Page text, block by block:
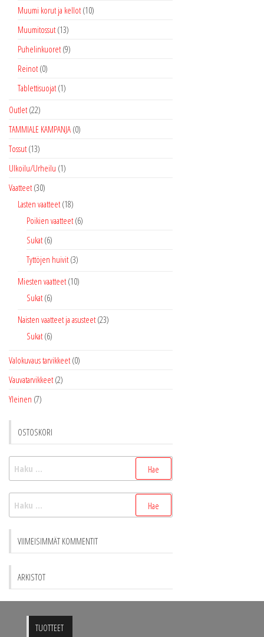
Muumi korut ja kellot (10)
Muumitossut (13)
Puhelinkuoret (9)
Reinot (0)
Tablettisuojat (1)
Outlet (22)
TAMMIALE KAMPANJA (0)
Tossut (13)
Ulkoilu/Urheilu (1)
Vaatteet (30)
Lasten vaatteet (18)
Poikien vaatteet (6)
Sukat (6)
Tyttöjen huivit (3)
Miesten vaatteet (10)
Sukat (6)
Naisten vaatteet ja asusteet (23)
Sukat (6)
Valokuvaus tarvikkeet (0)
Vauvatarvikkeet (2)
Yleinen (7)
OSTOSKORI
VIIMEISIMMÄT KOMMENTIT
ARKISTOT
TUOTTEET